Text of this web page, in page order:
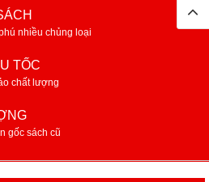
nhiều chủng loại
TỐC
chất lượng
gốc sách cũ